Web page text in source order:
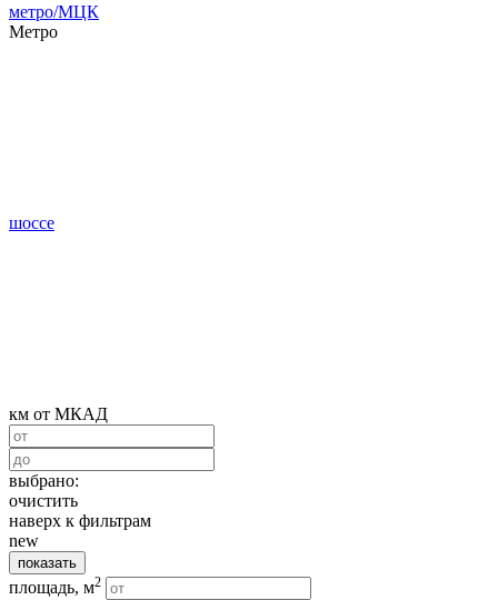
метро/МЦК
Метро
шоссе
км от МКАД
выбрано:
очистить
наверх к фильтрам
new
показать
площадь, м2